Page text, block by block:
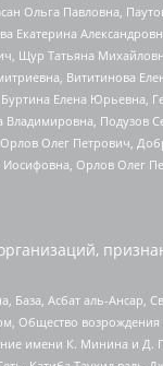
Ольга Павловна,
Екатерина
Щур Татьяна
Вититинова
Елена
Подузов
Олег Петрович,
Орлов Олег
Асбат аль-Ансар,
имени К. Минина и